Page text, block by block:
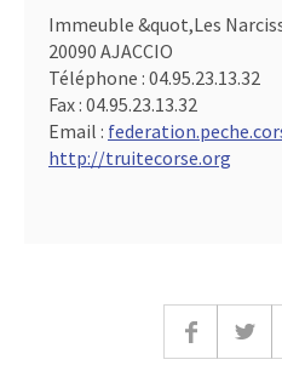
Immeuble &quot,Les
20090 AJACCIO
Téléphone : 04.95.23.13.32
Fax : 04.95.23.13.32
Email :
http://truitecorse.org